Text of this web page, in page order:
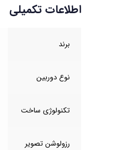
اطلاعات تکمیلی
برند
نوع دوربین
تکنولوژی ساخت
رزولوشن تصویر